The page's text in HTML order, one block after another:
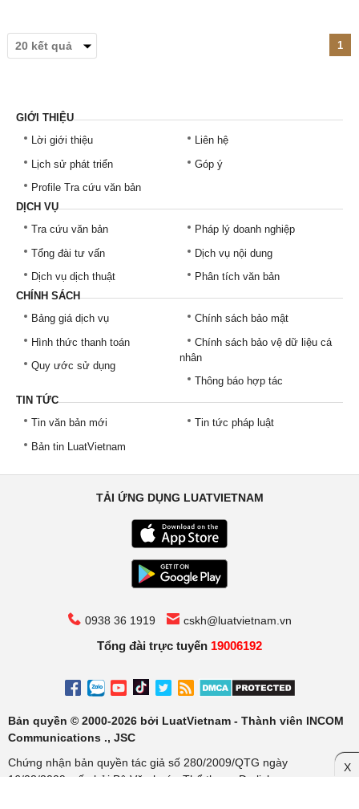
1
GIỚI THIỆU
Lời giới thiệu
Lịch sử phát triển
Profile Tra cứu văn bản
Liên hệ
Góp ý
DỊCH VỤ
Tra cứu văn bản
Tổng đài tư vấn
Dịch vụ dịch thuật
Pháp lý doanh nghiệp
Dịch vụ nội dung
Phân tích văn bản
CHÍNH SÁCH
Bảng giá dịch vụ
Hình thức thanh toán
Quy ước sử dụng
Chính sách bảo mật
Chính sách bảo vệ dữ liệu cá
nhân
Thông báo hợp tác
TIN TỨC
Tin văn bản mới
Bản tin LuatVietnam
Tin tức pháp luật
TẢI ỨNG DỤNG LUATVIETNAM
0938 36 1919 cskh@luatvietnam.vn
Tổng đài trực tuyến 19006192
Bản quyền © 2000-2026 bởi LuatVietnam - Thành viên INCOM
Communications ., JSC
Chứng nhận bản quyền tác giả số 280/2009/QTG ngày
16/02/2009, cấp bởi Bộ Văn hoá - Thể thao - Du lịch
X